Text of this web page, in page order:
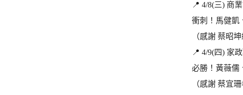
📍 4/8(三) 商
衝刺！馬健凱
（感謝 蔡昭
📍 4/9(四) 家
必勝！黃薇儒
（感謝 蔡宜